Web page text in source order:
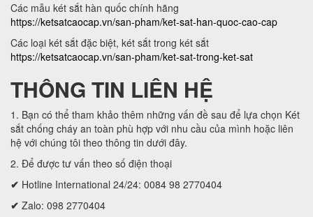
Các mẫu két sắt hàn quốc chính hãng
https://ketsatcaocap.vn/san-pham/ket-sat-han-quoc-cao-cap
Các loại két sắt đặc biệt, két sắt trong két sắt
https://ketsatcaocap.vn/san-pham/ket-sat-trong-ket-sat
THÔNG TIN LIÊN HỆ
1. Bạn có thể tham khảo thêm những vấn đề sau để lựa chọn Két
sắt chống cháy an toàn phù hợp với nhu cầu của mình hoặc liên
hệ với chúng tôi theo thông tin dưới đây.
2. Để được tư vấn theo số điện thoại
✔ Hotline International 24/24: 0084 98 2770404
✔ Zalo: 098 2770404